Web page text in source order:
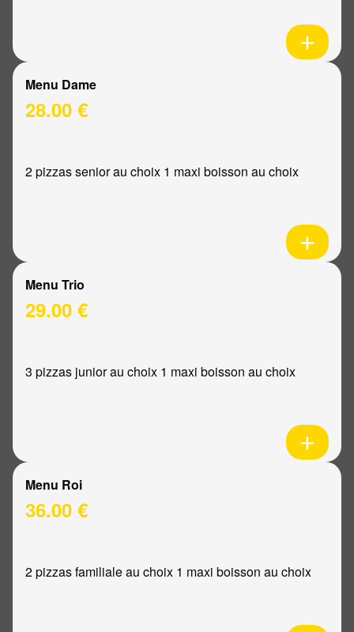
Menu Dame
28.00 €
2 pizzas senior au choix 1 maxi boisson au choix
Menu Trio
29.00 €
3 pizzas junior au choix 1 maxi boisson au choix
Menu Roi
36.00 €
2 pizzas familiale au choix 1 maxi boisson au choix